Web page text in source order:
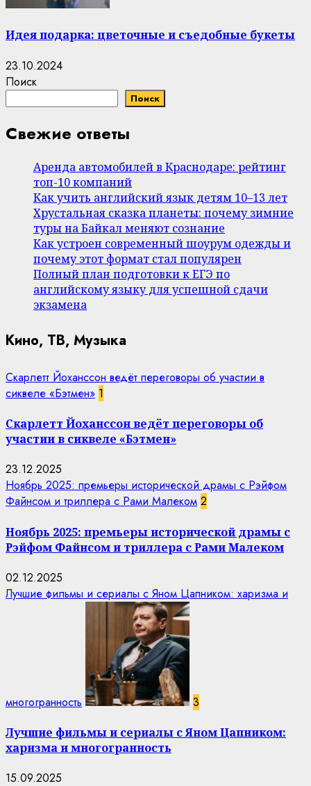
Идея подарка: цветочные и съедобные букеты
23.10.2024
Поиск
Поиск
Свежие ответы
Аренда автомобилей в Краснодаре: рейтинг
топ-10 компаний
Как учить английский язык детям 10–13 лет
Хрустальная сказка планеты: почему зимние
туры на Байкал меняют сознание
Как устроен современный шоурум одежды и
почему этот формат стал популярен
Полный план подготовки к ЕГЭ по
английскому языку для успешной сдачи
экзамена
Кино, ТВ, Музыка
Скарлетт Йоханссон ведёт переговоры об участии в
сиквеле «Бэтмен» 1
Скарлетт Йоханссон ведёт переговоры об
участии в сиквеле «Бэтмен»
23.12.2025
Ноябрь 2025: премьеры исторической драмы с Рэйфом
Файнсом и триллера с Рами Малеком 2
Ноябрь 2025: премьеры исторической драмы с
Рэйфом Файнсом и триллера с Рами Малеком
02.12.2025
Лучшие фильмы и сериалы с Яном Цапником: харизма и
многогранность 3
Лучшие фильмы и сериалы с Яном Цапником:
харизма и многогранность
15.09.2025